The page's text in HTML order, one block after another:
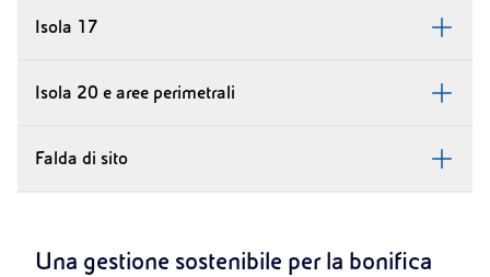
Isola 17
Isola 20 e aree perimetrali
Falda di sito
Una gestione sostenibile per la bonifica